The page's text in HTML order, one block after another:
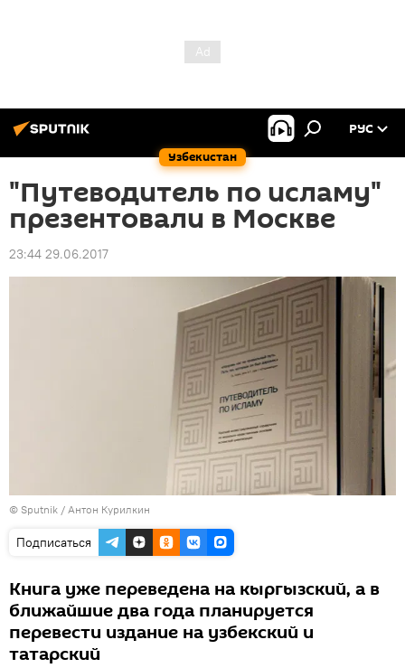
Узбекистан
РУС
"Путеводитель по исламу"
презентовали в Москве
23:44 29.06.2017
© Sputnik / Антон Курилкин
Подписаться
Книга уже переведена на кыргызский, а в
ближайшие два года планируется
перевести издание на узбекский и
татарский